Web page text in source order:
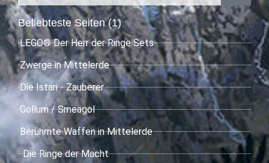
Beliebteste Seiten (1)
LEGO® Der Herr der Ringe Sets
Zwerge in Mittelerde
Die Istari - Zauberer
Gollum / Smeagol
Berühmte Waffen in Mittelerde
Die Ringe der Macht